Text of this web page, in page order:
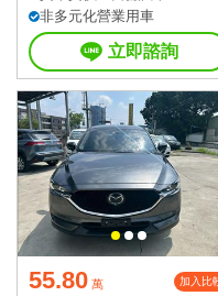
非多元化營業用車
立即諮詢
55.80 萬 加入比